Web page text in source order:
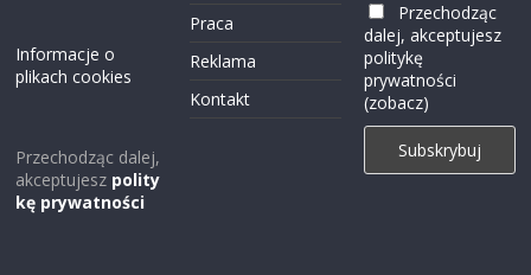
Informacje o
plikach cookies
Przechodząc dalej,
akceptujesz polity
kę prywatności
Praca
Reklama
Kontakt
Przechodząc
dalej, akceptujesz
politykę
prywatności
(zobacz)